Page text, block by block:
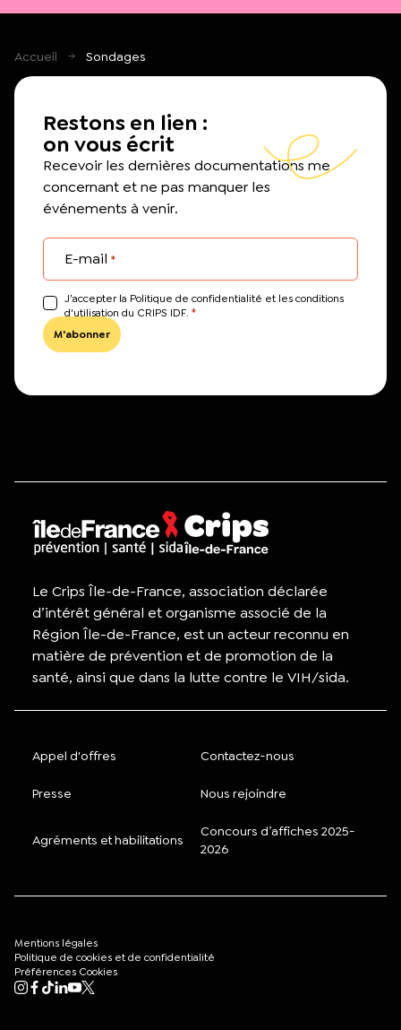
Accueil Sondages
Restons en lien :
on vous écrit
Recevoir les dernières documentations me
concernant et ne pas manquer les
événements à venir.
E-mail *
J’accepter la Politique de confidentialité et les conditions
d'utilisation du CRIPS IDF. *
Le Crips Île-de-France, association déclarée
d’intérêt général et organisme associé de la
Région Île-de-France, est un acteur reconnu en
matière de prévention et de promotion de la
santé, ainsi que dans la lutte contre le VIH/sida.
Appel d'offres Contactez-nous
Presse Nous rejoindre
Agréments et habilitations
Concours d’affiches 2025-
2026
Mentions légales
Politique de cookies et de confidentialité
Préférences Cookies